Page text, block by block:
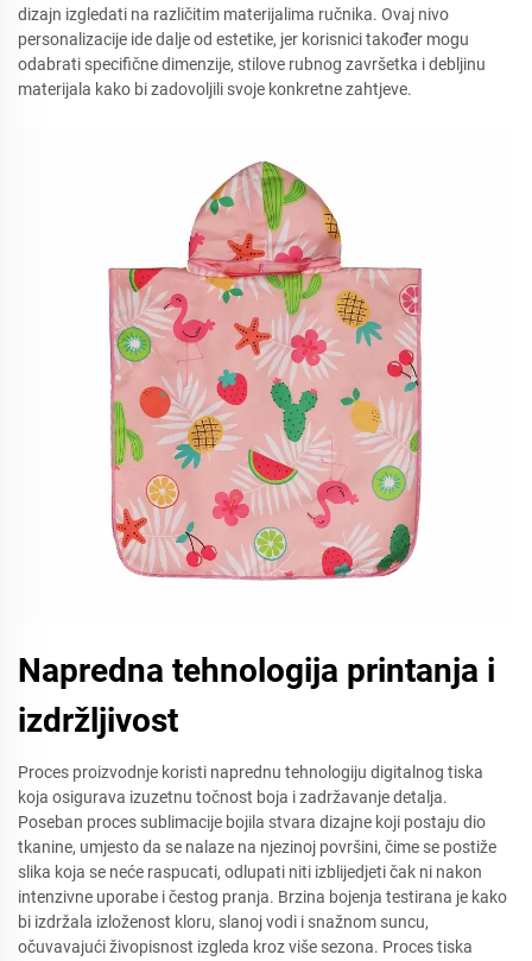
dizajn izgledati na različitim materijalima ručnika. Ovaj nivo
personalizacije ide dalje od estetike, jer korisnici također mogu
odabrati specifične dimenzije, stilove rubnog završetka i debljinu
materijala kako bi zadovoljili svoje konkretne zahtjeve.
Napredna tehnologija printanja i
izdržljivost
Proces proizvodnje koristi naprednu tehnologiju digitalnog tiska
koja osigurava izuzetnu točnost boja i zadržavanje detalja.
Poseban proces sublimacije bojila stvara dizajne koji postaju dio
tkanine, umjesto da se nalaze na njezinoj površini, čime se postiže
slika koja se neće raspucati, odlupati niti izblijedjeti čak ni nakon
intenzivne uporabe i čestog pranja. Brzina bojenja testirana je kako
bi izdržala izloženost kloru, slanoj vodi i snažnom suncu,
očuvavajući živopisnost izgleda kroz više sezona. Proces tiska